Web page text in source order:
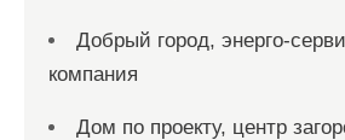
Добрый город, энерго-
компания
Дом по проекту, центр